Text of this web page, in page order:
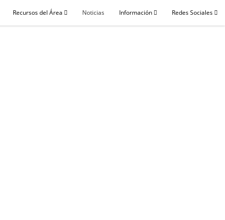
Recursos del Área Noticias Información Redes Sociales